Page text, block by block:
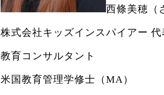
西條美穂（
株式会社キッズインスパイアー 代
教育コンサルタント
米国教育管理学修士（MA）